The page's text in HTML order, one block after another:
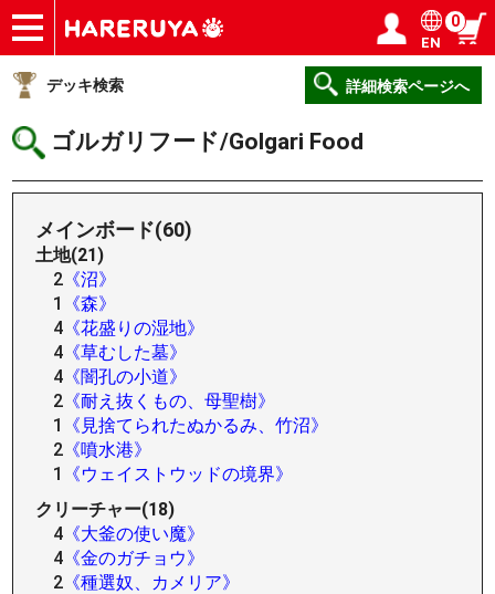
ショップ
買取
記事
デッキ検索
デッキ構築
選手一覧
店舗一覧
イベント
ヘルプ
お問い合わせ ログイン／会員登録
EN
0
デッキ検索 詳細検索ページへ
ゴルガリフード/Golgari Food
メインボード(60)
土地(21)
2 《沼》
1
《森》
4 《花盛りの湿地》
4 《草むした墓》
4 《闇孔の小道》
2 《耐え抜くもの、母聖樹》
1
《見捨てられたぬかるみ、竹沼》
2 《噴水港》
1
《ウェイストウッドの境界》
クリーチャー(18)
4 《大釜の使い魔》
4 《金のガチョウ》
2 《種選奴、カメリア》